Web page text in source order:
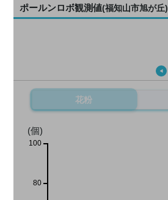
ポールンロボ観測値(福知山市旭が丘)
花粉
(個)
80
100